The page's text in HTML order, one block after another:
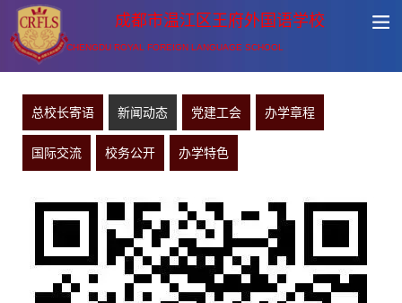
成都市温江区王府外国语学校
CHENGDU ROYAL FOREIGN LANGUAGE SCHOOL
总校长寄语 新闻动态 党建工会 办学章程
国际交流 校务公开 办学特色